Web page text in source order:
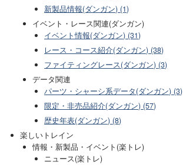
新製品情報(ダンガン) (1)
イベント・レース関連(ダンガン)
イベント情報(ダンガン) (31)
レース・コース紹介(ダンガン) (38)
ファイティングレース(ダンガン) (3)
データ関連
パーツ・シャーシ系データ(ダンガン) (3)
限定・非売品紹介(ダンガン) (57)
歴史年表(ダンガン) (8)
楽しいトレイン
情報・新製品・イベント(楽トレ)
ニュース(楽トレ)